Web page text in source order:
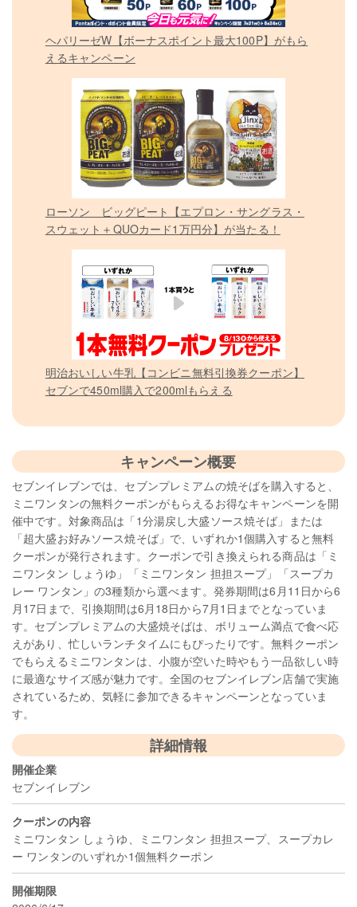
ヘパリーゼW【ボーナスポイント最大100P】がもら
えるキャンペーン
ローソン ビッグピート【エプロン・サングラス・
スウェット＋QUOカード1万円分】が当たる！
明治おいしい牛乳【コンビニ無料引換券クーポン】
セブンで450ml購入で200mlもらえる
キャンペーン概要
セブンイレブンでは、セブンプレミアムの焼そばを購入すると、
ミニワンタンの無料クーポンがもらえるお得なキャンペーンを開
催中です。対象商品は「1分湯戻し大盛ソース焼そば」または
「超大盛お好みソース焼そば」で、いずれか1個購入すると無料
クーポンが発行されます。クーポンで引き換えられる商品は「ミ
ニワンタン しょうゆ」「ミニワンタン 担担スープ」「スープカ
レー ワンタン」の3種類から選べます。発券期間は6月11日から6
月17日まで、引換期間は6月18日から7月1日までとなっていま
す。セブンプレミアムの大盛焼そばは、ボリューム満点で食べ応
えがあり、忙しいランチタイムにもぴったりです。無料クーポン
でもらえるミニワンタンは、小腹が空いた時やもう一品欲しい時
に最適なサイズ感が魅力です。全国のセブンイレブン店舗で実施
されているため、気軽に参加できるキャンペーンとなっていま
す。
詳細情報
開催企業
セブンイレブン
クーポンの内容
ミニワンタン しょうゆ、ミニワンタン 担担スープ、スープカレ
ー ワンタンのいずれか1個無料クーポン
開催期限